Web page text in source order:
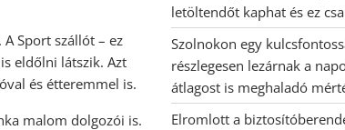
Sport szállót – ez
eldőlni látszik. Azt
és étteremmel is.
malom dolgozói is.
letöltendőt kaphat és ez
Szolnokon egy
részlegesen lezárnak a
átlagost is meghaladó
Elromlott a